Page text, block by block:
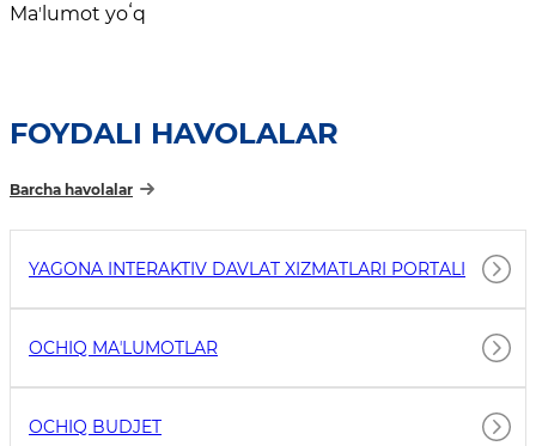
Maʼlumot yoʻq
FOYDALI HAVOLALAR
Barcha havolalar
YAGONA INTERAKTIV DAVLAT XIZMATLARI PORTALI
OCHIQ MAʼLUMOTLAR
OCHIQ BUDJET